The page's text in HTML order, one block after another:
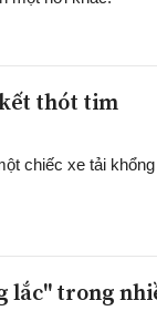
thót tim
chiếc xe tải
lắc" trong